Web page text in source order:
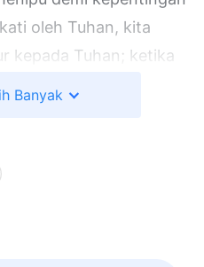
oleh Tuhan, kita
kepada Tuhan; ketika
dapat dilihat
belum ditahirkan,
Banyak